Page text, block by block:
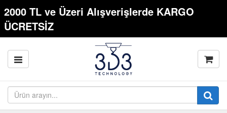
2000 TL ve Üzeri Alışverişlerde KARGO
ÜCRETSİZ